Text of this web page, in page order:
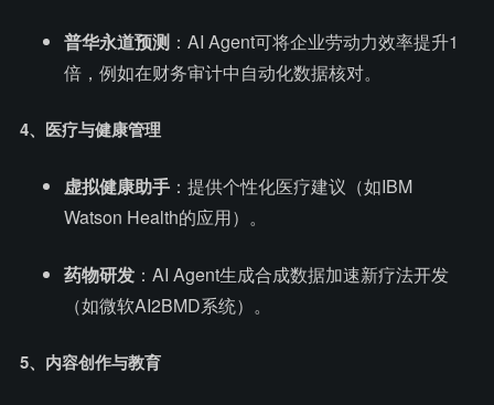
普华永道预测 ：AI Agent可将企业劳动力效率提升1
倍，例如在财务审计中自动化数据核对。
4、医疗与健康管理
虚拟健康助手 ：提供个性化医疗建议（如IBM
Watson Health的应用）。
药物研发 ：AI Agent生成合成数据加速新疗法开发
（如微软AI2BMD系统）。
5、内容创作与教育